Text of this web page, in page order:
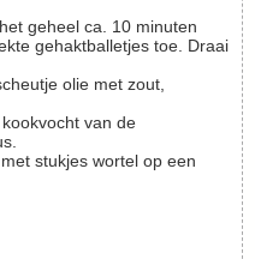
gehaktballetjes toe. Draai